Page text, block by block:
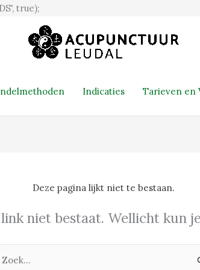
true);
naar
de
inhoud
Indicaties Tarieven en
Deze pagina lijkt niet te bestaan.
niet bestaat. Wellicht kun